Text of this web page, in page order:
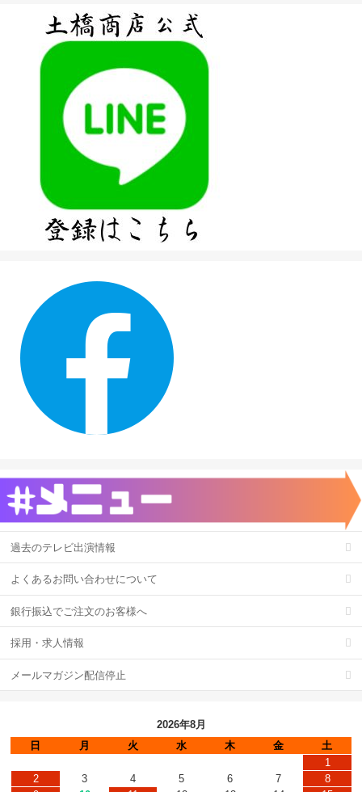
過去のテレビ出演情報
よくあるお問い合わせについて
銀行振込でご注文のお客様へ
採用・求人情報
メールマガジン配信停止
2026年8月
日
月 火 水 木 金
土
1
2
3 4 5 6 7
8